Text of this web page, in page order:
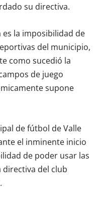
su directiva.
la imposibilidad de
del municipio,
como sucedió la
de juego
supone
de fútbol de Valle
el inminente inicio
de poder usar las
directiva del club